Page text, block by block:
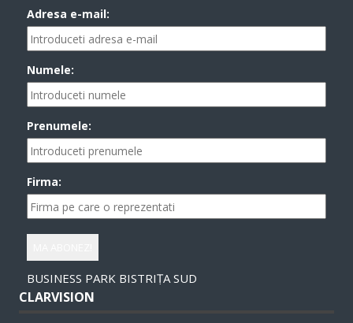
Adresa e-mail:
Numele:
Prenumele:
Firma:
BUSINESS PARK BISTRIȚA SUD
CLARVISION